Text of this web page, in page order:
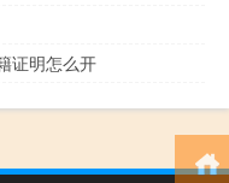
证明怎么开